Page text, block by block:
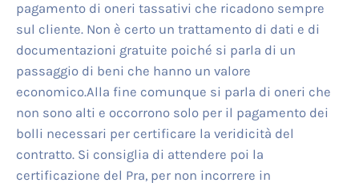
pagamento di oneri tassativi che ricadono sempre
sul cliente. Non è certo un trattamento di dati e di
documentazioni gratuite poiché si parla di un
passaggio di beni che hanno un valore
economico.Alla fine comunque si parla di oneri che
non sono alti e occorrono solo per il pagamento dei
bolli necessari per certificare la veridicità del
contratto. Si consiglia di attendere poi la
certificazione del Pra, per non incorrere in